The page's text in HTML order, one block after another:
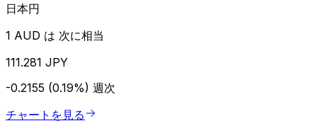
日本円
1 AUD は 次に相当
111.281 JPY
-0.2155 (0.19%) 週次
チャートを見る